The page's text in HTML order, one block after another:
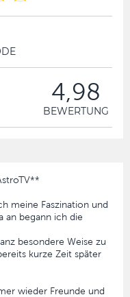
4,98
BEWERTUNG
meine Faszination und
an begann ich die
besondere Weise zu
kurze Zeit später
wieder Freunde und